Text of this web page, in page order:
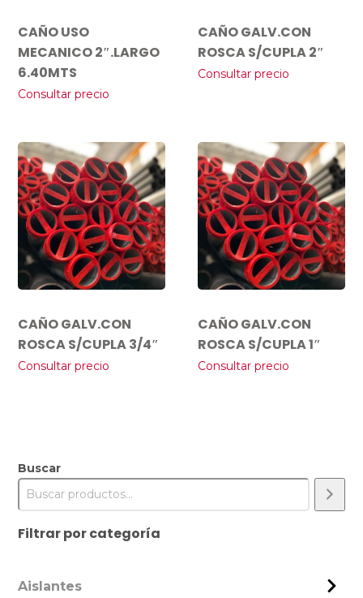
CAÑO USO
MECANICO 2″.LARGO
6.40MTS
Consultar precio
CAÑO GALV.CON
ROSCA S/CUPLA 2″
Consultar precio
CAÑO GALV.CON
ROSCA S/CUPLA 3/4″
Consultar precio
CAÑO GALV.CON
ROSCA S/CUPLA 1″
Consultar precio
Buscar
Filtrar por categoría
Aislantes